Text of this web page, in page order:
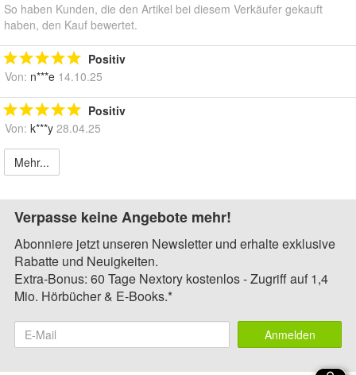
So haben Kunden, die den Artikel bei diesem Verkäufer gekauft
haben, den Kauf bewertet.
Positiv
Von: n***e 14.10.25
Positiv
Von: k***y 28.04.25
Mehr...
Verpasse keine Angebote mehr!
Abonniere jetzt unseren Newsletter und erhalte exklusive
Rabatte und Neuigkeiten.
Extra-Bonus: 60 Tage Nextory kostenlos - Zugriff auf 1,4
Mio. Hörbücher & E-Books.*
Anmelden